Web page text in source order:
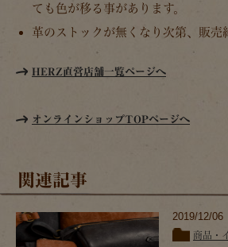
ても色が移る事があります。
革のストックが無くなり次第、販売
HERZ直営店舗一覧ページへ
オンラインショップTOPページへ
関連記事
2019/12/06
商品・